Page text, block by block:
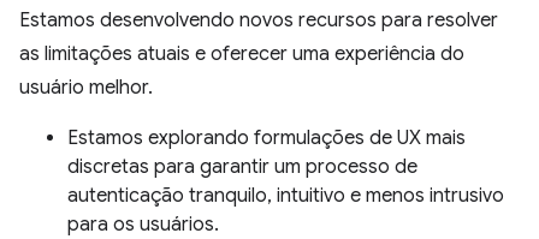
Estamos desenvolvendo novos recursos para resolver
as limitações atuais e oferecer uma experiência do
usuário melhor.
Estamos explorando formulações de UX mais
discretas para garantir um processo de
autenticação tranquilo, intuitivo e menos intrusivo
para os usuários.